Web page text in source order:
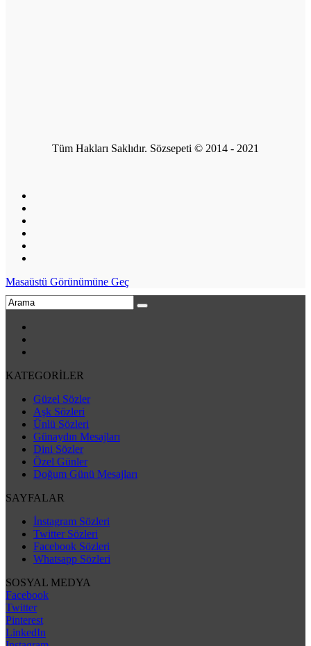
Tüm Hakları Saklıdır. Sözsepeti © 2014 - 2021
Masaüstü Görünümüne Geç
KATEGORİLER
Güzel Sözler
Aşk Sözleri
Ünlü Sözleri
Günaydın Mesajları
Dini Sözler
Özel Günler
Doğum Günü Mesajları
SAYFALAR
İnstagram Sözleri
Twitter Sözleri
Facebook Sözleri
Whatsapp Sözleri
SOSYAL MEDYA
Facebook
Twitter
Pinterest
LinkedIn